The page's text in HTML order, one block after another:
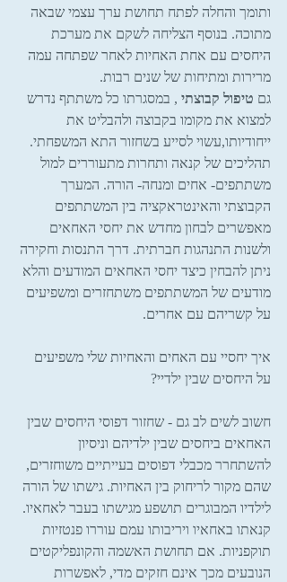
ותומך והחלה לפתח תחושת ערך עצמי שבאה
מתוכה. בנוסף הצליחה לשקם את מערכת
היחסים עם אחת האחיות לאחר שפתחה עמה
מרירות ומתיחות של שנים רבות.
גם טיפול קבוצתי , במסגרתו כל משתתף נדרש
למצוא את מקומו בקבוצה ולהבליט את
ייחודיותו,עשוי לסייע בשחזור התא המשפחתי.
תהליכים של קנאה ותחרות מתעוררים למול
משתתפים- אחים ומנחה- הורה. המערך
הקבוצתי והאינטראקציה בין המשתתפים
מאפשרים לבחון מחדש את יחסי האחאים
ולשנות התנהגות חברתית. דרך התנסות וחקירה
ניתן להבחין כיצד יחסי האחאים המודעים והלא
מודעים של המשתתפים משתחזרים ומשפיעים
על קשריהם עם אחרים.
איך יחסיי עם האחים והאחיות שלי משפיעים
על היחסים שבין ילדיי?
חשוב לשים לב גם - שחזור דפוסי היחסים שבין
האחאים ביחסים שבין ילדיהם וניסיון
להשתחרר מכבלי דפוסים בעייתיים משוחזרים,
שהם מקור לריחוק בין האחיות. גישתו של הורה
לילדיו המבוגרים תושפע מגישתו בעבר לאחאיו.
קנאתו באחאיו ויריבותו עמם עוררו פנטזיות
תוקפניות. אם תחושת האשמה והקונפליקטים
הנובעים מכך אינם חזקים מדי, לאפשרות